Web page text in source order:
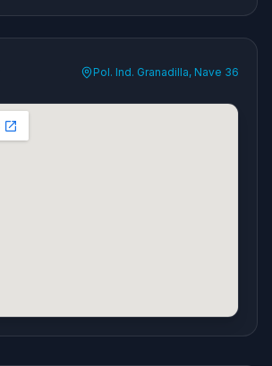
Pol. Ind. Granadilla, Nave 36